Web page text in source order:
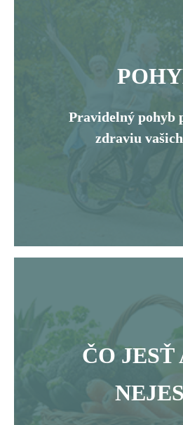
Pravidelný pohyb
zdraviu
ČO JESŤ